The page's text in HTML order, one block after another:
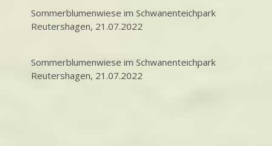
Sommerblumenwiese im Schwanenteichpark
Reutershagen, 21.07.2022
Sommerblumenwiese im Schwanenteichpark
Reutershagen, 21.07.2022